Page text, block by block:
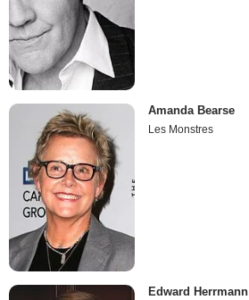
Amanda Bearse
Les Monstres
Edward Herrmann